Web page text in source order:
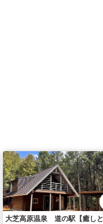
大芝高原温泉 道の駅【癒しと